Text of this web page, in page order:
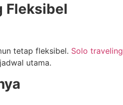
Fleksibel
tetap fleksibel. Solo traveling
utama.